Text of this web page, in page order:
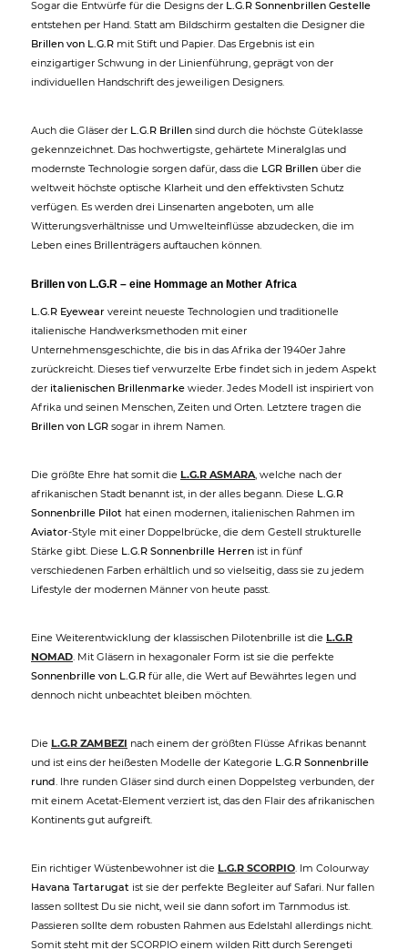
Sogar die Entwürfe für die Designs der L.G.R Sonnenbrillen Gestelle
entstehen per Hand. Statt am Bildschirm gestalten die Designer die
Brillen von L.G.R mit Stift und Papier. Das Ergebnis ist ein
einzigartiger Schwung in der Linienführung, geprägt von der
individuellen Handschrift des jeweiligen Designers.
Auch die Gläser der L.G.R Brillen sind durch die höchste Güteklasse
gekennzeichnet. Das hochwertigste, gehärtete Mineralglas und
modernste Technologie sorgen dafür, dass die LGR Brillen über die
weltweit höchste optische Klarheit und den effektivsten Schutz
verfügen. Es werden drei Linsenarten angeboten, um alle
Witterungsverhältnisse und Umwelteinflüsse abzudecken, die im
Leben eines Brillenträgers auftauchen können.
Brillen von L.G.R – eine Hommage an Mother Africa
L.G.R Eyewear vereint neueste Technologien und traditionelle
italienische Handwerksmethoden mit einer
Unternehmensgeschichte, die bis in das Afrika der 1940er Jahre
zurückreicht. Dieses tief verwurzelte Erbe findet sich in jedem Aspekt
der italienischen Brillenmarke wieder. Jedes Modell ist inspiriert von
Afrika und seinen Menschen, Zeiten und Orten. Letztere tragen die
Brillen von LGR sogar in ihrem Namen.
Die größte Ehre hat somit die L.G.R ASMARA, welche nach der
afrikanischen Stadt benannt ist, in der alles begann. Diese L.G.R
Sonnenbrille Pilot hat einen modernen, italienischen Rahmen im
Aviator-Style mit einer Doppelbrücke, die dem Gestell strukturelle
Stärke gibt. Diese L.G.R Sonnenbrille Herren ist in fünf
verschiedenen Farben erhältlich und so vielseitig, dass sie zu jedem
Lifestyle der modernen Männer von heute passt.
Eine Weiterentwicklung der klassischen Pilotenbrille ist die L.G.R
NOMAD. Mit Gläsern in hexagonaler Form ist sie die perfekte
Sonnenbrille von L.G.R für alle, die Wert auf Bewährtes legen und
dennoch nicht unbeachtet bleiben möchten.
Die L.G.R ZAMBEZI nach einem der größten Flüsse Afrikas benannt
und ist eins der heißesten Modelle der Kategorie L.G.R Sonnenbrille
rund. Ihre runden Gläser sind durch einen Doppelsteg verbunden, der
mit einem Acetat-Element verziert ist, das den Flair des afrikanischen
Kontinents gut aufgreift.
Ein richtiger Wüstenbewohner ist die L.G.R SCORPIO. Im Colourway
Havana Tartarugat ist sie der perfekte Begleiter auf Safari. Nur fallen
lassen solltest Du sie nicht, weil sie dann sofort im Tarnmodus ist.
Passieren sollte dem robusten Rahmen aus Edelstahl allerdings nicht.
Somit steht mit der SCORPIO einem wilden Ritt durch Serengeti